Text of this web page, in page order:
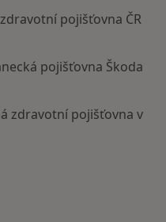
pojišťovna ČR
pojišťovna Škoda
zdravotní pojišťovna v